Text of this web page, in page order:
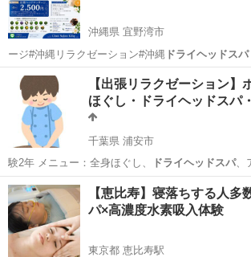
沖縄県 宜野湾市
ージ#沖縄リラクゼーション#沖縄 ドライヘッドスパ
サロンキング…
沖縄 宜野湾市 その他 小顔
【出張リラクゼーション】
ほぐし・ドライヘッドスパ
千葉県 浦安市
験2年 メニュー：全身ほぐし、
ドライヘッドスパ、
…
千葉 浦安市 マッサージ ドライヘッドス
【恵比寿】寝落ちする人多
パ×高濃度水素吸入体験
東京都 恵比寿駅